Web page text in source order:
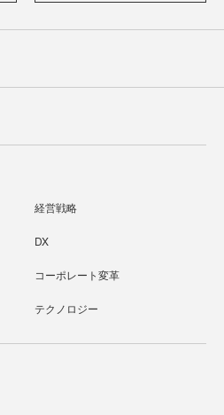
経営戦略
DX
コーポレート変革
テクノロジー